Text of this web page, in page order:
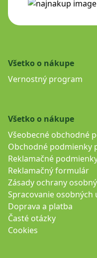
Všetko o nákupe
Vernostný program
Všetko o nákupe
Všeobecné obchodné
Obchodné podmienky
Reklamačné
Reklamačný formulár
Zásady ochrany
Spracovanie
Doprava a platba
Časté otázky
Cookies